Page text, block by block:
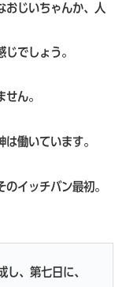
おじいちゃんか、人
でしょう。
ん。
働いています。
イッチバン最初。
、第七日に、